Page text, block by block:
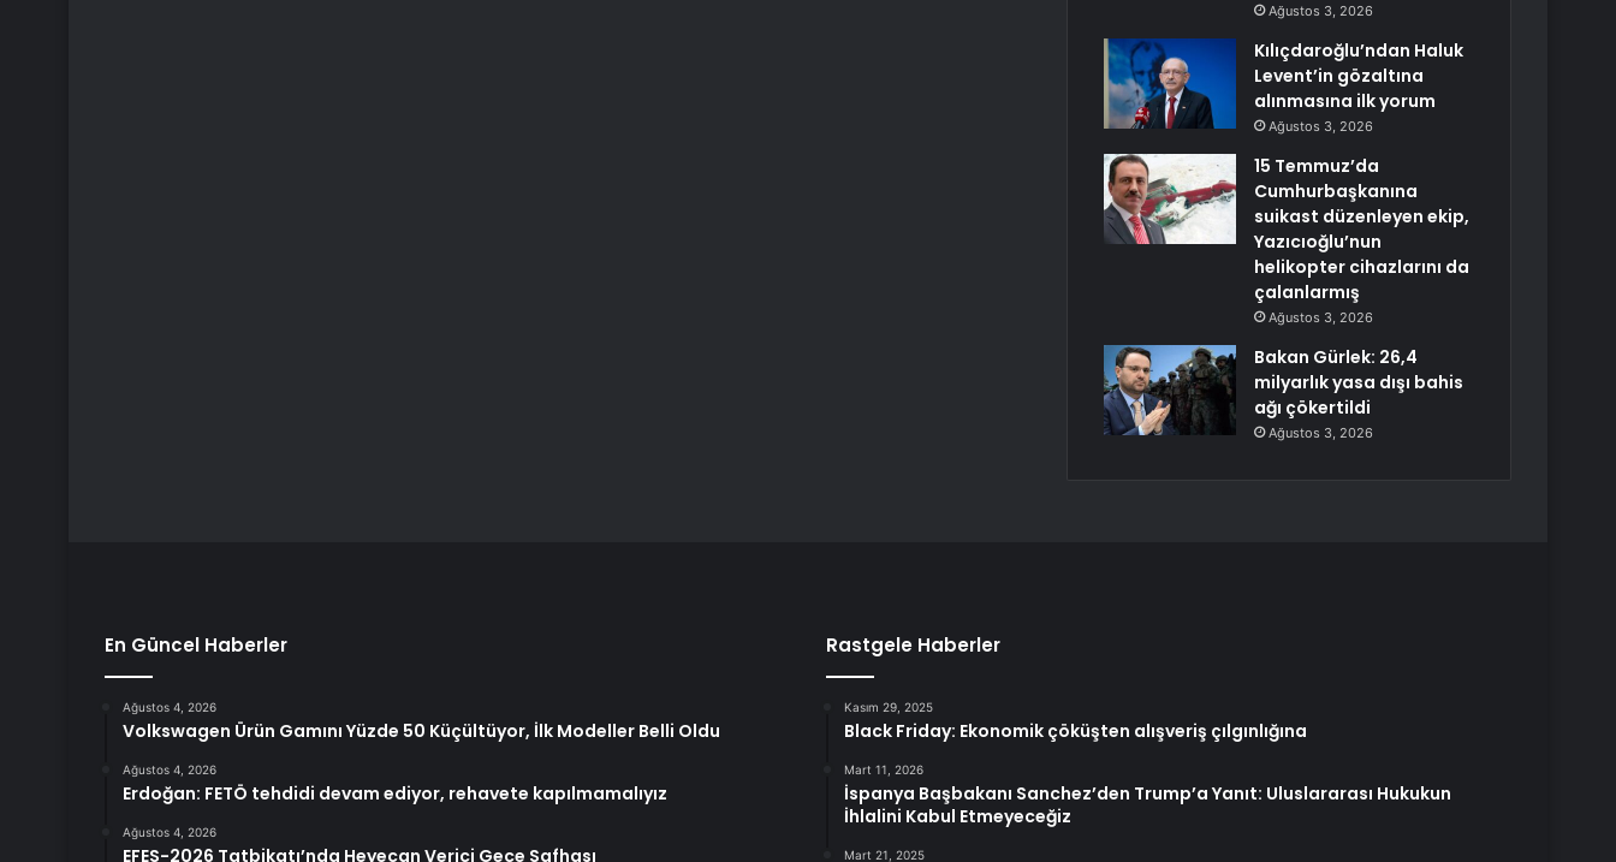
Ağustos 3, 2026
Kılıçdaroğlu’ndan Haluk
Levent’in gözaltına
alınmasına ilk yorum
Ağustos 3, 2026
15 Temmuz’da
Cumhurbaşkanına
suikast düzenleyen ekip,
Yazıcıoğlu’nun
helikopter cihazlarını da
çalanlarmış
Ağustos 3, 2026
Bakan Gürlek: 26,4
milyarlık yasa dışı bahis
ağı çökertildi
Ağustos 3, 2026
En Güncel Haberler
Ağustos 4, 2026
Volkswagen Ürün Gamını Yüzde 50 Küçültüyor, İlk Modeller Belli Oldu
Ağustos 4, 2026
Erdoğan: FETÖ tehdidi devam ediyor, rehavete kapılmamalıyız
Ağustos 4, 2026
EFES-2026 Tatbikatı’nda Heyecan Verici Gece Safhası
Rastgele Haberler
Kasım 29, 2025
Black Friday: Ekonomik çöküşten alışveriş çılgınlığına
Mart 11, 2026
İspanya Başbakanı Sanchez’den Trump’a Yanıt: Uluslararası Hukukun
İhlalini Kabul Etmeyeceğiz
Mart 21, 2025